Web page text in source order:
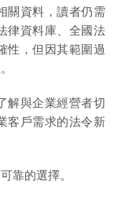
關資料，讀者仍需
律資料庫、全國法
性，但因其範圍過
解與企業經營者切
客戶需求的法令新
靠的選擇。